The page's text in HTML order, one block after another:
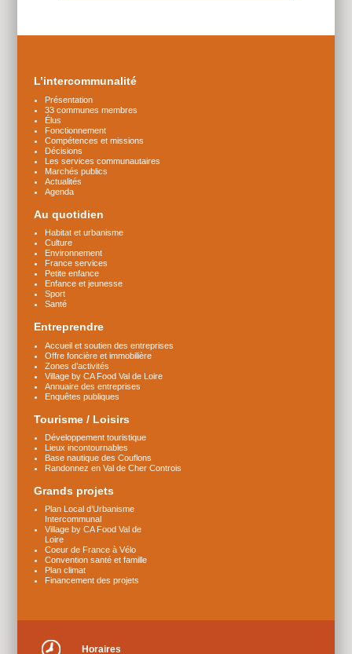
L’intercommunalité
Présentation
33 communes membres
Élus
Fonctionnement
Compétences et missions
Décisions
Les services communautaires
Marchés publics
Actualités
Agenda
Au quotidien
Habitat et urbanisme
Culture
Environnement
France services
Petite enfance
Enfance et jeunesse
Sport
Santé
Entreprendre
Accueil et soutien des entreprises
Offre foncière et immobilière
Zones d’activités
Village by CA Food Val de Loire
Annuaire des entreprises
Enquêtes publiques
Tourisme / Loisirs
Développement touristique
Lieux incontournables
Base nautique des Couflons
Randonnez en Val de Cher Controis
Grands projets
Plan Local d’Urbanisme
Intercommunal
Village by CA Food Val de
Loire
Coeur de France à Vélo
Convention santé et famille
Plan climat
Financement des projets
Horaires